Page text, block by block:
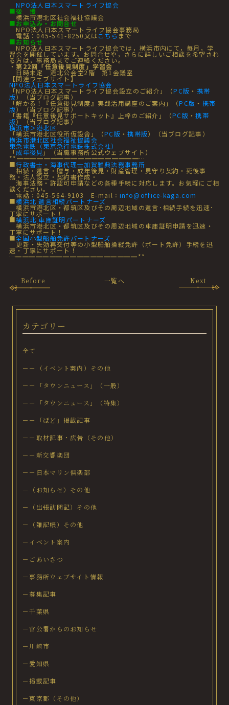
NPO法人日本スマートライフ協会
■後 援
横浜市港北区社会福祉協議会
■お申込み・お問合せ
NPO法人日本スマートライフ協会事務局
電話：045-541-8250又は こちらまで
■お知らせ
NPO法人日本スマートライフ協会では，横浜市内にて，毎月，学
習会を開催しています。お問合せや，さらに詳しいご相談を希望され
る方は，事務局までご連絡ください。
・第22回「任意後見制度」学習会
日時未定 港北公会堂2階 第1会議室
【関連ウェブサイト】
NPO法人日本スマートライフ協会
「NPO法人日本スマートライフ協会設立のご紹介」（PC版 ・ 携帯
版）（当ブログ記事）
「解かる！『任意後見制度』実践活用講座のご案内」（PC版 ・ 携帯
版）（当ブログ記事）
「書籍『任意後見サポートキット』上梓のご紹介」（PC版 ・携帯
版）（当ブログ記事）
横浜市＞港北区
「横浜市港北区役所仮設舎」（PC版 ・携帯版）（当ブログ記事）
横浜市港北区社会福祉協議会
東急電鉄（東京急行電鉄株式会社）
「成年後見」（当職事務所公式ウェブサイト）
**━━━━━━━━━━━━━━━━━━…
■行政書士・海事代理士加賀雅典法務事務所
相続・遺言・贈与・成年後見・財産管理・見守り契約・死後事
務・法人設立・契約書作成・
海事法務・許認可申請などの各種手続に対応します。お気軽にご相
談ください。
電話：045-564-9103 E-mail：info@office-kaga.com
■横浜北 遺言相続パートナーズ
横浜市港北区・都筑区及びその周辺地域の遺言･相続手続を迅速･
丁寧にサポート！
■横浜北 車庫証明パートナーズ
横浜市港北区・都筑区及びその周辺地域の車庫証明申請を迅速・
丁寧にサポート！
■全国小型船舶免許パートナーズ
更新・失効再交付等の小型船舶操縦免許（ボート免許）手続を迅
速・丁寧にサポート！
…━━━━━━━━━━━━━━━━━━**
Before 一覧へ Next
カテゴリー
全て
－－（イベント案内）その他
－－「タウンニュース」（一般）
－－「タウンニュース」（特集）
－－「ぱど」掲載記事
－－取材記事・広告（その他）
－－新交響楽団
－－日本マリン倶楽部
－（お知らせ）その他
－（出張訪問記）その他
－（雑記帳）その他
－イベント案内
－ごあいさつ
－事務所ウェブサイト情報
－募集記事
－千葉県
－官公署からのお知らせ
－川崎市
－愛知県
－掲載記事
－東京都（その他）